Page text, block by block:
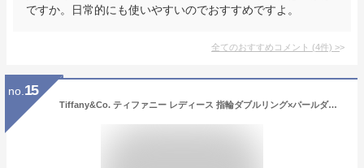
ですか。日常的にも使いやすいのでおすすめですよ。
全てのおすすめコメント (4件) >
no. 15
Tiffany&Co. ティファニー レディース 指輪ダブルリング×パールダブルパールリングスターリングシルバーフレッシュウォーターパール真珠 7号 8号 9号 10号 11号 13号 14号 16号 17号 18号STERLING SILVER RING